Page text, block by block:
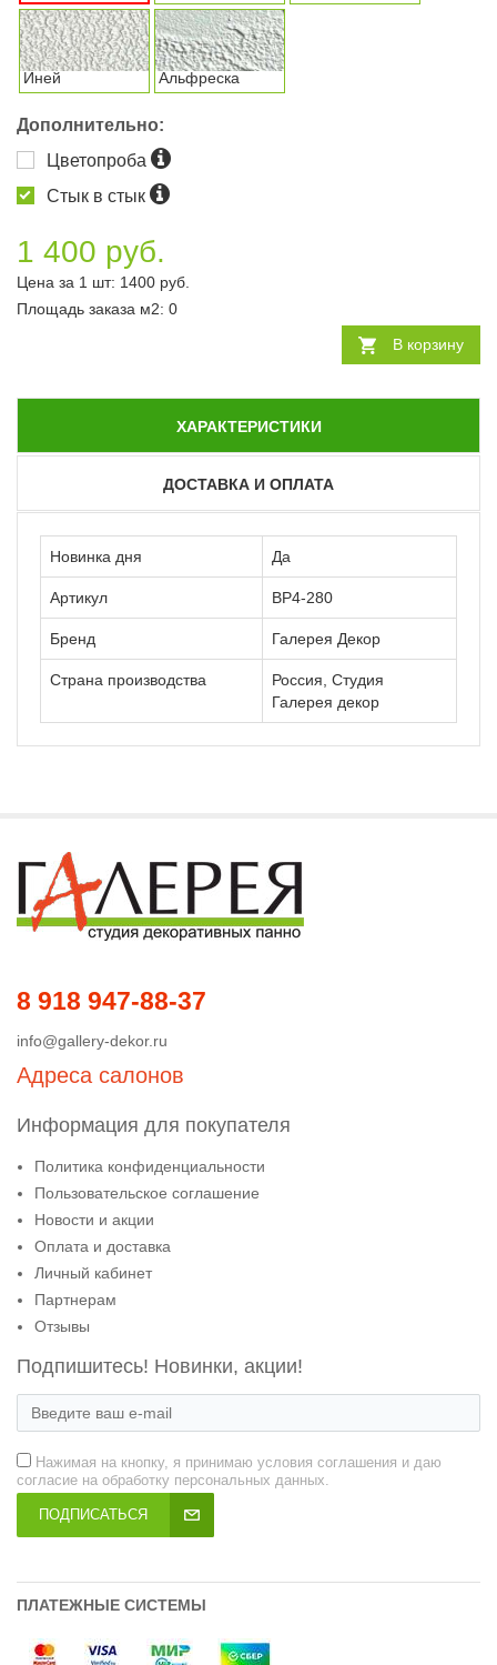
Иней Альфреска
Дополнительно:
Цветопроба
Стык в стык
1 400 руб.
Цена за 1 шт: 1400 руб.
Площадь заказа м2: 0
В корзину
ХАРАКТЕРИСТИКИ
ДОСТАВКА И ОПЛАТА
Новинка дня Да
Артикул ВР4-280
Бренд Галерея Декор
Страна производства
Россия, Студия
Галерея декор
8 918 947-88-37
info@gallery-dekor.ru
Адреса салонов
Информация для покупателя
Политика конфиденциальности
Пользовательское соглашение
Новости и акции
Оплата и доставка
Личный кабинет
Партнерам
Отзывы
Подпишитесь! Новинки, акции!
Нажимая на кнопку, я принимаю условия соглашения и даю
согласие на обработку персональных данных.
ПОДПИСАТЬСЯ
ПЛАТЕЖНЫЕ СИСТЕМЫ